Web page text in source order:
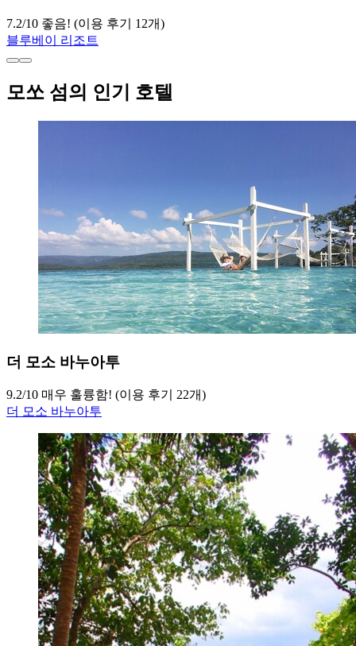
7.2/10 좋음! (이용 후기 12개)
블루베이 리조트
모쏘 섬의 인기 호텔
더 모소 바누아투
9.2/10 매우 훌륭함! (이용 후기 22개)
더 모소 바누아투